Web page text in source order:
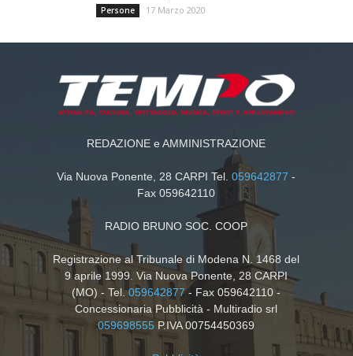
Persone 17 Marzo 2020
REDAZIONE e AMMINISTRAZIONE
Via Nuova Ponente, 28 CARPI Tel.059642877 -
Fax 059642110
RADIO BRUNO SOC. COOP
Registrazione al Tribunale di Modena N. 1468 del
9 aprile 1999. Via Nuova Ponente, 28 CARPI
(MO) - Tel.059642877- Fax 059642110 -
Concessionaria Pubblicità - Multiradio srl
059698555 P.IVA 00754450369